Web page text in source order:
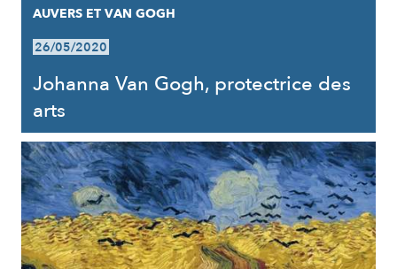
AUVERS ET VAN GOGH
26/05/2020
Johanna Van Gogh, protectrice des
arts